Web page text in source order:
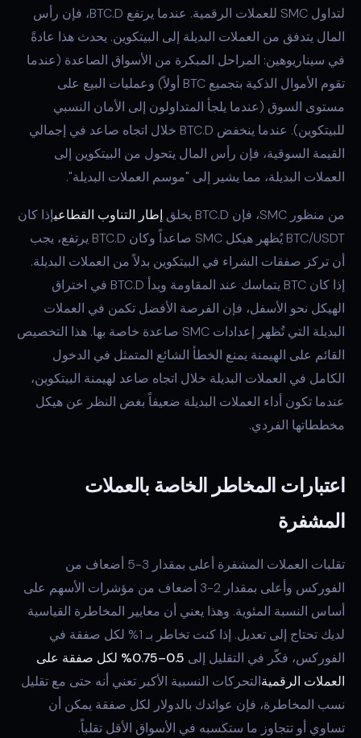
لتداول SMC للعملات الرقمية. عندما يرتفع BTC.D، فإن رأس
المال يتدفق من العملات البديلة إلى البيتكوين. يحدث هذا عادةً
في سيناريوهين: المراحل المبكرة من الأسواق الصاعدة (عندما
تقوم الأموال الذكية بتجميع BTC أولاً) وعمليات البيع على
مستوى السوق (عندما يلجأ المتداولون إلى الأمان النسبي
للبيتكوين). عندما ينخفض BTC.D خلال اتجاه صاعد في إجمالي
القيمة السوقية، فإن رأس المال يتحول من البيتكوين إلى
العملات البديلة، مما يشير إلى "موسم العملات البديلة".
من منظور SMC، فإن BTC.D يخلق إطار التناوب القطاعيإذا كان
BTC/USDT يُظهر هيكل SMC صاعداً وكان BTC.D يرتفع، يجب
أن تركز صفقات الشراء في البيتكوين بدلاً من العملات البديلة.
إذا كان BTC يتماسك عند المقاومة وبدأ BTC.D في اختراق
الهيكل نحو الأسفل، فإن الفرصة الأفضل تكمن في العملات
البديلة التي تُظهر إعدادات SMC صاعدة خاصة بها. هذا التخصيص
القائم على الهيمنة يمنع الخطأ الشائع المتمثل في الدخول
الكامل في العملات البديلة خلال اتجاه صاعد لهيمنة البيتكوين،
عندما تكون أداء العملات البديلة ضعيفاً بغض النظر عن هيكل
مخططاتها الفردي.
اعتبارات المخاطر الخاصة بالعملات
المشفرة
تقلبات العملات المشفرة أعلى بمقدار 3-5 أضعاف من
الفوركس وأعلى بمقدار 2-3 أضعاف من مؤشرات الأسهم على
أساس النسبة المئوية. وهذا يعني أن معايير المخاطرة القياسية
لديك تحتاج إلى تعديل. إذا كنت تخاطر بـ 1% لكل صفقة في
الفوركس، فكّر في التقليل إلى
0.5–0.75% لكل صفقة على
العملات الرقميةالتحركات النسبية الأكبر تعني أنه حتى مع تقليل
نسب المخاطرة، فإن عوائدك بالدولار لكل صفقة يمكن أن
تساوي أو تتجاوز ما ستكسبه في الأسواق الأقل تقلباً.